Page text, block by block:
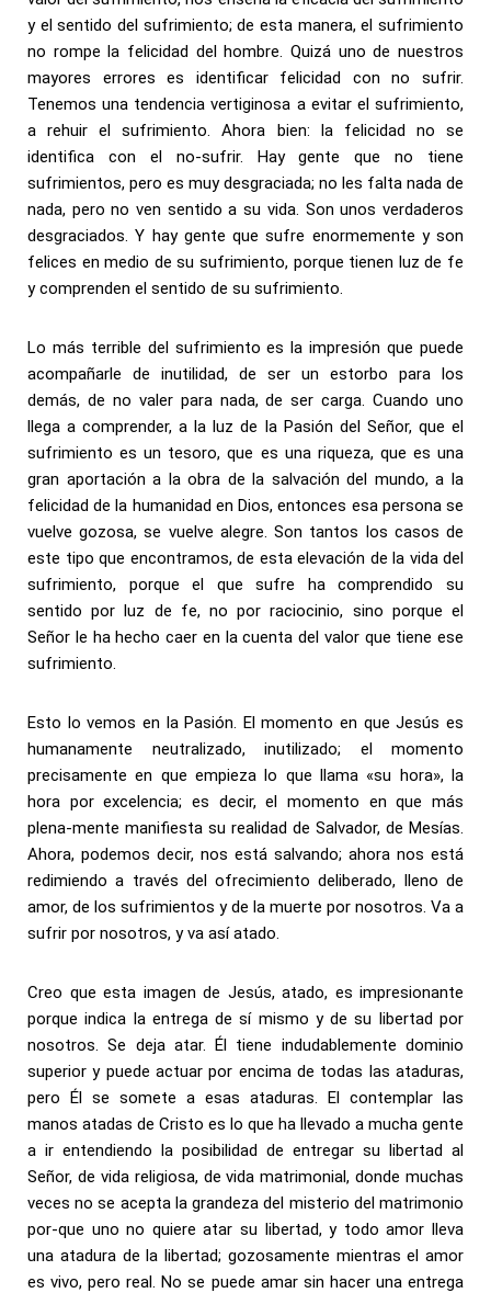
y el sentido del sufrimiento; de esta manera, el sufrimiento
no rompe la felicidad del hombre. Quizá uno de nuestros
mayores errores es identificar felicidad con no sufrir.
Tenemos una tendencia vertiginosa a evitar el sufrimiento,
a rehuir el sufrimiento. Ahora bien: la felicidad no se
identifica con el no-sufrir. Hay gente que no tiene
sufrimientos, pero es muy desgraciada; no les falta nada de
nada, pero no ven sentido a su vida. Son unos verdaderos
desgraciados. Y hay gente que sufre enormemente y son
felices en medio de su sufrimiento, porque tienen luz de fe
y comprenden el sentido de su sufrimiento.
Lo más terrible del sufrimiento es la impresión que puede
acompañarle de inutilidad, de ser un estorbo para los
demás, de no valer para nada, de ser carga. Cuando uno
llega a comprender, a la luz de la Pasión del Señor, que el
sufrimiento es un tesoro, que es una riqueza, que es una
gran aportación a la obra de la salvación del mundo, a la
felicidad de la humanidad en Dios, entonces esa persona se
vuelve gozosa, se vuelve alegre. Son tantos los casos de
este tipo que encontramos, de esta elevación de la vida del
sufrimiento, porque el que sufre ha comprendido su
sentido por luz de fe, no por raciocinio, sino porque el
Señor le ha hecho caer en la cuenta del valor que tiene ese
sufrimiento.
Esto lo vemos en la Pasión. El momento en que Jesús es
humanamente neutralizado, inutilizado; el momento
precisamente en que empieza lo que llama «su hora», la
hora por excelencia; es decir, el momento en que más
plena-mente manifiesta su realidad de Salvador, de Mesías.
Ahora, podemos decir, nos está salvando; ahora nos está
redimiendo a través del ofrecimiento deliberado, lleno de
amor, de los sufrimientos y de la muerte por nosotros. Va a
sufrir por nosotros, y va así atado.
Creo que esta imagen de Jesús, atado, es impresionante
porque indica la entrega de sí mismo y de su libertad por
nosotros. Se deja atar. Él tiene indudablemente dominio
superior y puede actuar por encima de todas las ataduras,
pero Él se somete a esas ataduras. El contemplar las
manos atadas de Cristo es lo que ha llevado a mucha gente
a ir entendiendo la posibilidad de entregar su libertad al
Señor, de vida religiosa, de vida matrimonial, donde muchas
veces no se acepta la grandeza del misterio del matrimonio
por-que uno no quiere atar su libertad, y todo amor lleva
una atadura de la libertad; gozosamente mientras el amor
es vivo, pero real. No se puede amar sin hacer una entrega